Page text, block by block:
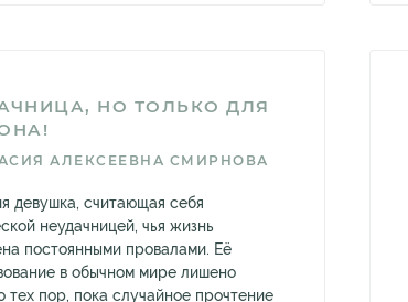
НО ТОЛЬКО ДЛЯ
АЛЕКСЕЕВНА СМИРНОВА
девушка, считающая себя
неудачницей, чья жизнь
постоянными провалами. Её
в обычном мире лишено
тех пор, пока случайное прочтение